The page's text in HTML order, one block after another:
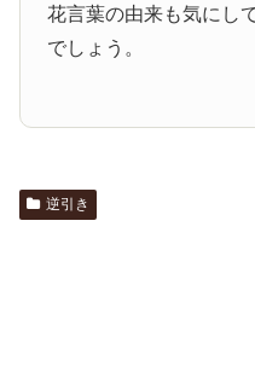
花言葉の由来も気にし
でしょう。
逆引き